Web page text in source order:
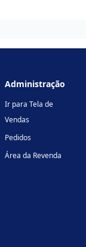
Administração
Ir para Tela de
Vendas
Pedidos
Área da Revenda